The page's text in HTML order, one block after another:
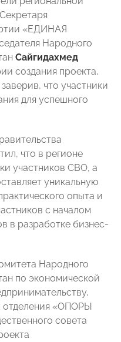
«ЕДИНАЯ
Народного
Сайгидахмед
создания проекта,
что участники
для успешного
что в регионе
участников СВО, а
уникальную
опыта и
с началом
в разработке бизнес-
Народного
по экономической
отделения «ОПОРЫ
совета